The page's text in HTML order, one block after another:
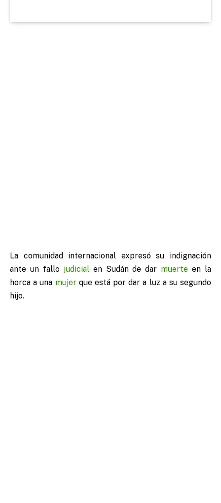
La comunidad internacional expresó su indignación
ante un fallo judicialen Sudán de dar muerte en la
horca a una mujerque está por dar a luz a su segundo
hijo.